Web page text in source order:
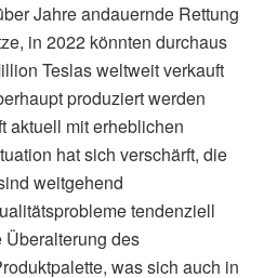
Jahre andauernde Rettung
in 2022 könnten durchaus
Teslas weltweit verkauft
produziert werden
aktuell mit erheblichen
hat sich verschärft, die
weitgehend
tendenziell
Überalterung des
was sich auch in